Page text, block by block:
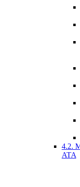
4.2.
ATA